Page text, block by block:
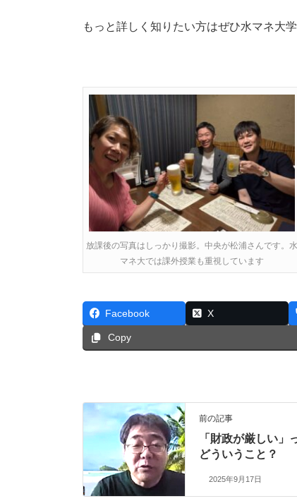
もっと詳しく知りたい方はぜひ水マネ大
放課後の写真はしっかり撮影。中央が松浦さんです。水
マネ大では課外授業も重視しています
Facebook X
Copy
前の記事
「財政が厳しい」
どういうこと？
2025年9月17日